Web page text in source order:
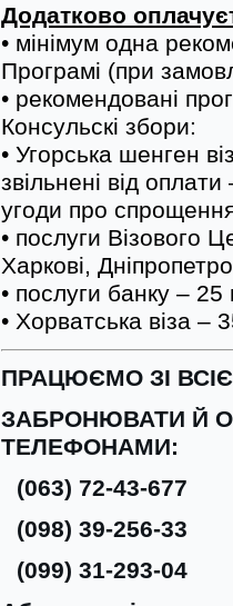
Додатково
• мінімум одна
Програмі (при
• рекомендовані
Консульскі збори:
• Угорська шенген
звільнені від
угоди про
• послуги Візового
Харкові,
• послуги банку –
• Хорватська віза –
ПРАЦЮЄМО ЗІ
ЗАБРОНЮВАТИ Й
ТЕЛЕФОНАМИ:
(063) 72-43-677
(098) 39-256-33
(099) 31-293-04